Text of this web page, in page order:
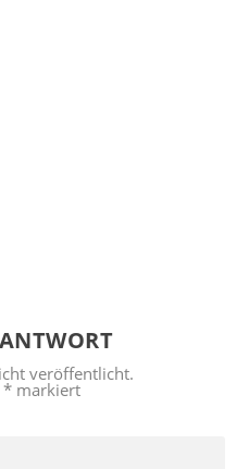
veröffentlicht.
* markiert